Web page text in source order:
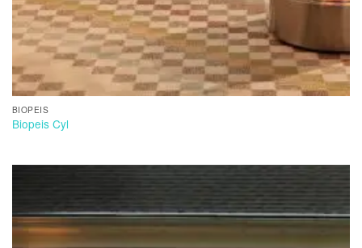
BIOPEIS
Biopeis Cyl